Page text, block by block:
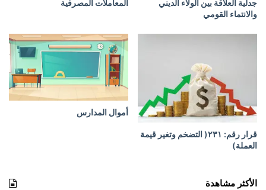
ص
ص
جدلية العلاقة بين الولاء الديني
والانتماء القومي
المعاملات المصرفية
قرار رقم: ٢٣١( التضخم وتغير قيمة
العملة)
أموال المدارس
الأكثر مشاهدة